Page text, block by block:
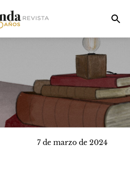
7 de marzo de 2024